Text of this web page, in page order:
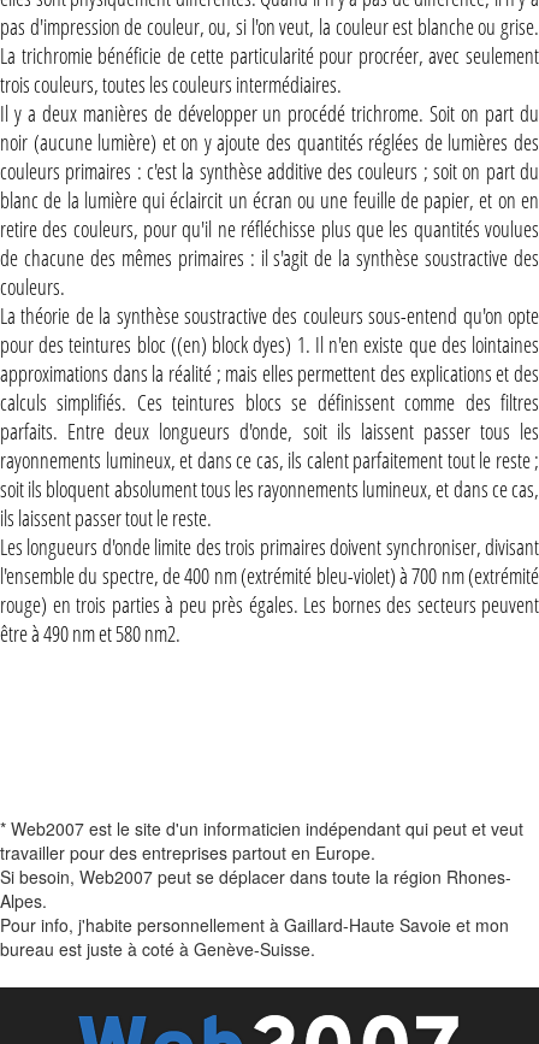
pas d'impression de couleur, ou, si l'on veut, la couleur est blanche ou grise.
La trichromie bénéficie de cette particularité pour procréer, avec seulement
trois couleurs, toutes les couleurs intermédiaires.
Il y a deux manières de développer un procédé trichrome. Soit on part du
noir (aucune lumière) et on y ajoute des quantités réglées de lumières des
couleurs primaires : c'est la synthèse additive des couleurs ; soit on part du
blanc de la lumière qui éclaircit un écran ou une feuille de papier, et on en
retire des couleurs, pour qu'il ne réfléchisse plus que les quantités voulues
de chacune des mêmes primaires : il s'agit de la synthèse soustractive des
couleurs.
La théorie de la synthèse soustractive des couleurs sous-entend qu'on opte
pour des teintures bloc ((en) block dyes) 1. Il n'en existe que des lointaines
approximations dans la réalité ; mais elles permettent des explications et des
calculs simplifiés. Ces teintures blocs se définissent comme des filtres
parfaits. Entre deux longueurs d'onde, soit ils laissent passer tous les
rayonnements lumineux, et dans ce cas, ils calent parfaitement tout le reste ;
soit ils bloquent absolument tous les rayonnements lumineux, et dans ce cas,
ils laissent passer tout le reste.
Les longueurs d'onde limite des trois primaires doivent synchroniser, divisant
l'ensemble du spectre, de 400 nm (extrémité bleu-violet) à 700 nm (extrémité
rouge) en trois parties à peu près égales. Les bornes des secteurs peuvent
être à 490 nm et 580 nm2.
* Web2007 est le site d'un informaticien indépendant qui peut et veut
travailler pour des entreprises partout en Europe.
Si besoin, Web2007 peut se déplacer dans toute la région Rhones-
Alpes.
Pour info, j'habite personnellement à Gaillard-Haute Savoie et mon
bureau est juste à coté à Genève-Suisse.